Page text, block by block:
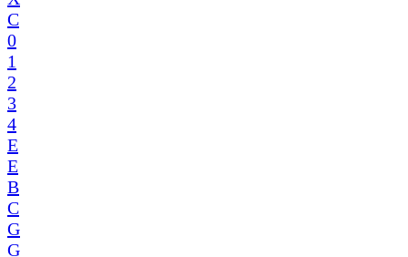
C
0
1
2
3
4
E
E
B
C
G
G